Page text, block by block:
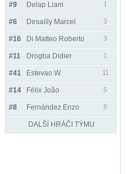
#9 Delap Liam 1
#6 Desailly Marcel 3
#16 Di Matteo Roberto 3
#11 Drogba Didier 1
#41 Estevao W. 11
#14 Félix João 5
#8 Fernández Enzo 8
DALŠÍ HRÁČI TÝMU